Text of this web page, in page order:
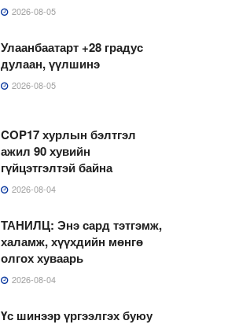
2026-08-05
Улаанбаатарт +28 градус
дулаан, үүлшинэ
2026-08-05
COP17 хурлын бэлтгэл
ажил 90 хувийн
гүйцэтгэлтэй байна
2026-08-04
ТАНИЛЦ: Энэ сард тэтгэмж,
халамж, хүүхдийн мөнгө
олгох хуваарь
2026-08-04
Үс шинээр үргээлгэх буюу